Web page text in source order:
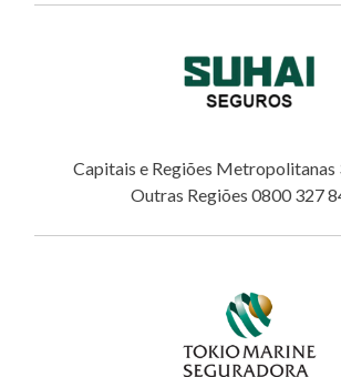
Capitais e Regiões
Outras Regiões 0800 327